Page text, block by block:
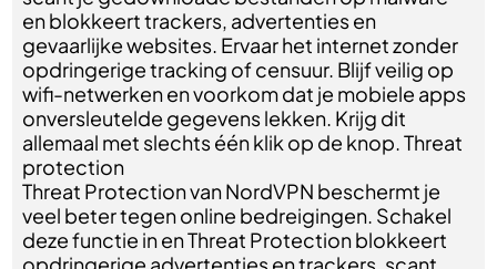
en blokkeert trackers, advertenties en
gevaarlijke websites. Ervaar het internet zonder
opdringerige tracking of censuur. Blijf veilig op
wifi-netwerken en voorkom dat je mobiele apps
onversleutelde gegevens lekken. Krijg dit
allemaal met slechts één klik op de knop. Threat
protection
Threat Protection van NordVPN beschermt je
veel beter tegen online bedreigingen. Schakel
deze functie in en Threat Protection blokkeert